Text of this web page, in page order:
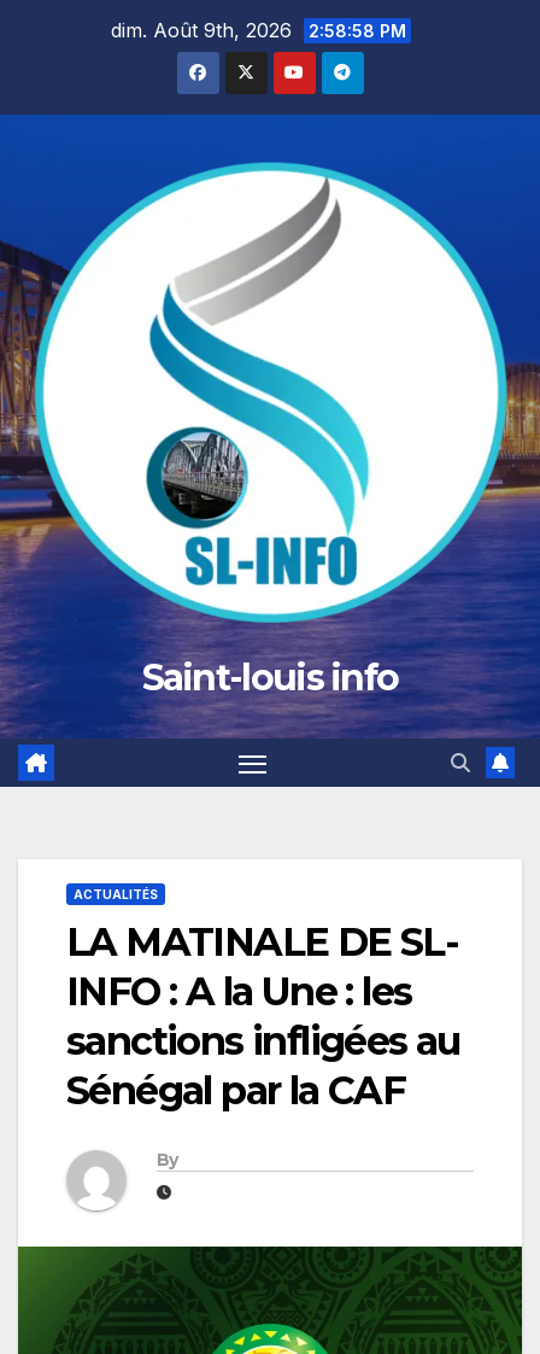
dim. Août 9th, 2026 2:58:59 PM
Saint-louis info
ACTUALITÉS
LA MATINALE DE SL-
INFO : A la Une : les
sanctions infligées au
Sénégal par la CAF
By